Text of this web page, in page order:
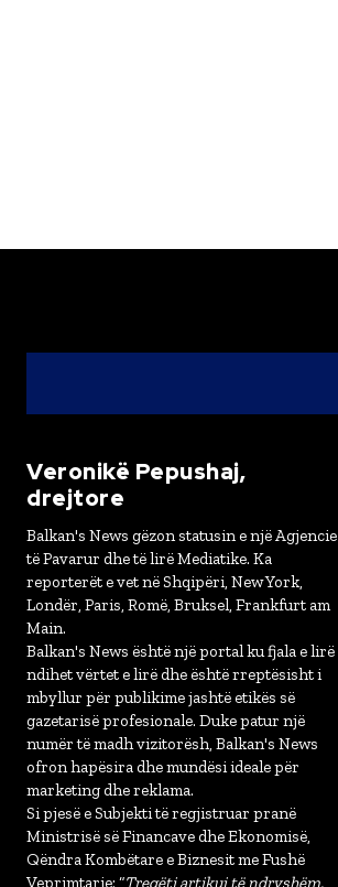
Veronikë Pepushaj,
drejtore
Balkan's News gëzon statusin e një Agjencie
të Pavarur dhe të lirë Mediatike. Ka
reporterët e vet në Shqipëri, New York,
Londër, Paris, Romë, Bruksel, Frankfurt am
Main.
Balkan's News është një portal ku fjala e lirë
ndihet vërtet e lirë dhe është rreptësisht i
mbyllur për publikime jashtë etikës së
gazetarisë profesionale. Duke patur një
numër të madh vizitorësh, Balkan's News
ofron hapësira dhe mundësi ideale për
marketing dhe reklama.
Si pjesë e Subjekti të regjistruar pranë
Ministrisë së Financave dhe Ekonomisë,
Qëndra Kombëtare e Biznesit me Fushë
Veprimtarie: “Tregëti artikuj të ndryshëm,